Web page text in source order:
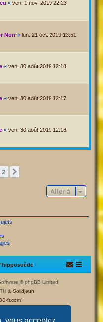
vous acceptez
« ven. 1 nov. 2019 22:23
Norr « lun. 21 oct. 2019 13:51
« ven. 30 août 2019 12:18
« ven. 30 août 2019 12:17
« ven. 30 août 2019 12:16
2
Aller à
© phpBB Limited
& Solidjeuh
fr.com